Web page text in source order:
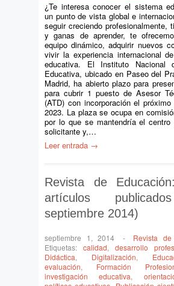
¿Te interesa conocer el sistema
un punto de vista global e
seguir creciendo profesionalmente,
y ganas de aprender, te
equipo dinámico, adquirir nuevos
vivir la experiencia internacional
educativa. El Instituto Nacional
Educativa, ubicado en Paseo del
Madrid, ha abierto plazo para
para cubrir 1 puesto de Asesor
(ATD) con incorporación el
2023. La plaza se ocupa en
por lo que se mantendría el centro
solicitante y,…
Leer entrada →
Revista de
artículos
septiembre 2014)
septiembre 1, 2014 - Revista de
Etiquetas: calidad, desarrollo
Didáctica, Digitalización,
evaluación, Formación
investigación educativa,